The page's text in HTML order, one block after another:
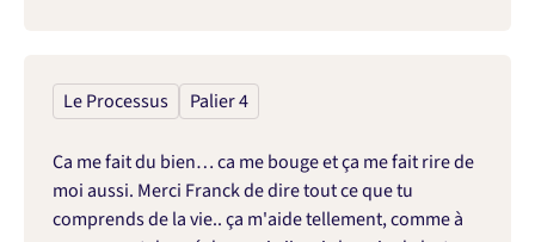
Le Processus Palier 4
Ca me fait du bien… ca me bouge et ça me fait rire de
moi aussi. Merci Franck de dire tout ce que tu
comprends de la vie.. ça m'aide tellement, comme à